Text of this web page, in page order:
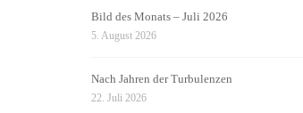
Bild des Monats – Juli 2026
5. August 2026
Nach Jahren der Turbulenzen
22. Juli 2026